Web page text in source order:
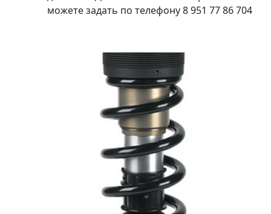
можете задать по телефону 8 951 77 86 704